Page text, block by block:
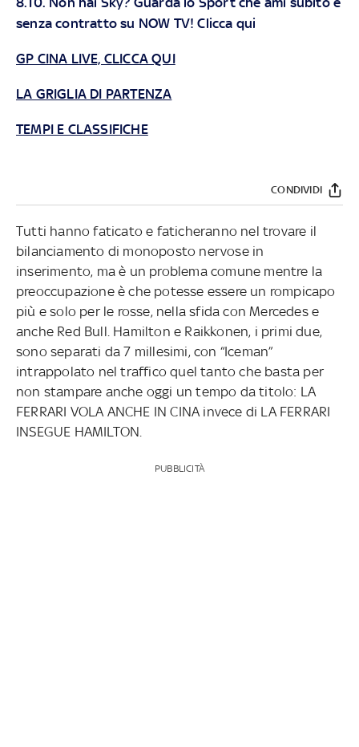
senza contratto su NOW TV!Clicca qui
GP CINA LIVE, CLICCA QUI
LA GRIGLIA DI PARTENZA
TEMPI E CLASSIFICHE
CONDIVIDI
Tutti hanno faticato e faticheranno nel trovare il
bilanciamento di monoposto nervose in
inserimento, ma è un problema comune mentre la
preoccupazione è che potesse essere un rompicapo
più e solo per le rosse, nella sfida con Mercedes e
anche Red Bull. Hamilton e Raikkonen, i primi due,
sono separati da 7 millesimi, con “Iceman”
intrappolato nel traffico quel tanto che basta per
non stampare anche oggi un tempo da titolo: LA
FERRARI VOLA ANCHE IN CINA invece di LA FERRARI
INSEGUE HAMILTON.
PUBBLICITÀ